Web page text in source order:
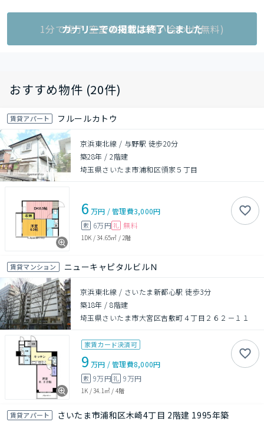
1分で完了!空室状況をお問い合わせ(無料)
カナリーでの掲載は終了しました
おすすめ物件 (20件)
賃貸アパート フルールカトウ
京浜東北線 / 与野駅 徒歩20分
築28年 /2階建
埼玉県さいたま市浦和区領家５丁目
6 万円 /管理費3,000円
敷 6万円 礼 無料
1DK /34.65㎡ / 2階
賃貸マンション ニューキャピタルビルＮ
京浜東北線 / さいたま新都心駅 徒歩3分
築18年 /8階建
埼玉県さいたま市大宮区吉敷町４丁目２６２－１１
家賃カード決済可
9 万円 /管理費8,000円
敷 9万円礼 9万円
1K /34.1㎡ / 4階
賃貸アパート さいたま市浦和区木崎4丁目 2階建 1995年築